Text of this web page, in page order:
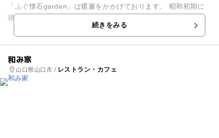
「ふぐ懐石garden」は暖簾をかかげております。 昭和初期に
建てられた木造建築は古いながらも、料亭として丁寧につくら
続きをみる
和み家
山口県山口市 / レストラン・カフェ